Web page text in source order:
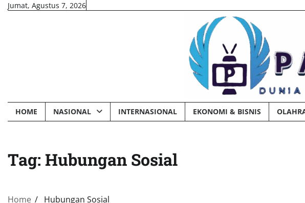
SkipJumat, Agustus 7, 2026
HOME NASIONAL INTERNASIONAL EKONOMI & BISNIS
Tag: Hubungan Sosial
Home Hubungan Sosial